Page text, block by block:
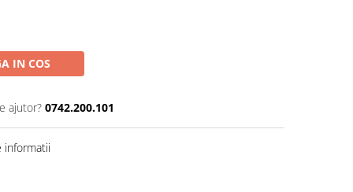
IN COS
ajutor? 0742.200.101
informatii